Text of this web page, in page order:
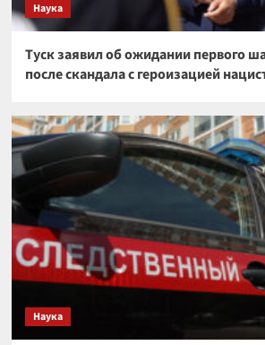
Наука
Туск заявил об ожидании первого
после скандала с героизацией
Наука